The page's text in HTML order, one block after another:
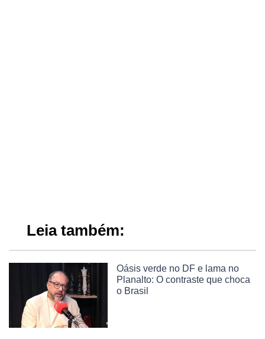
Leia também:
Oásis verde no DF e lama no
Planalto: O contraste que choca
o Brasil